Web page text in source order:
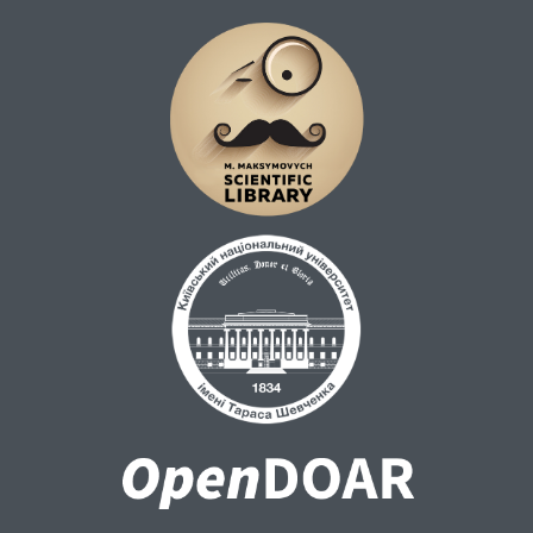
роботі, якщо останній успішно й сумлінно
виконує свою трудову функцію. У цьому
випадку право працівника на просування
по роботі залежить від таких факторів: а)
наявності і роботодавця вакантної посади;
б) існування причинного зв'язку між
успішним і сумлінним виконанням
трудової функції працівником і вимогами
до посадових обов'язків за вакантною
посадою; в) затвердження чітких і
прозорих процедур оцінювання та
просування по роботі працівників.
Висновки. Наявність справедливих,
доступних і відкритих процедур
просування по роботі має забезпечувати
таке просування, а також його гармонійне
співвідношення з правом роботодавця на